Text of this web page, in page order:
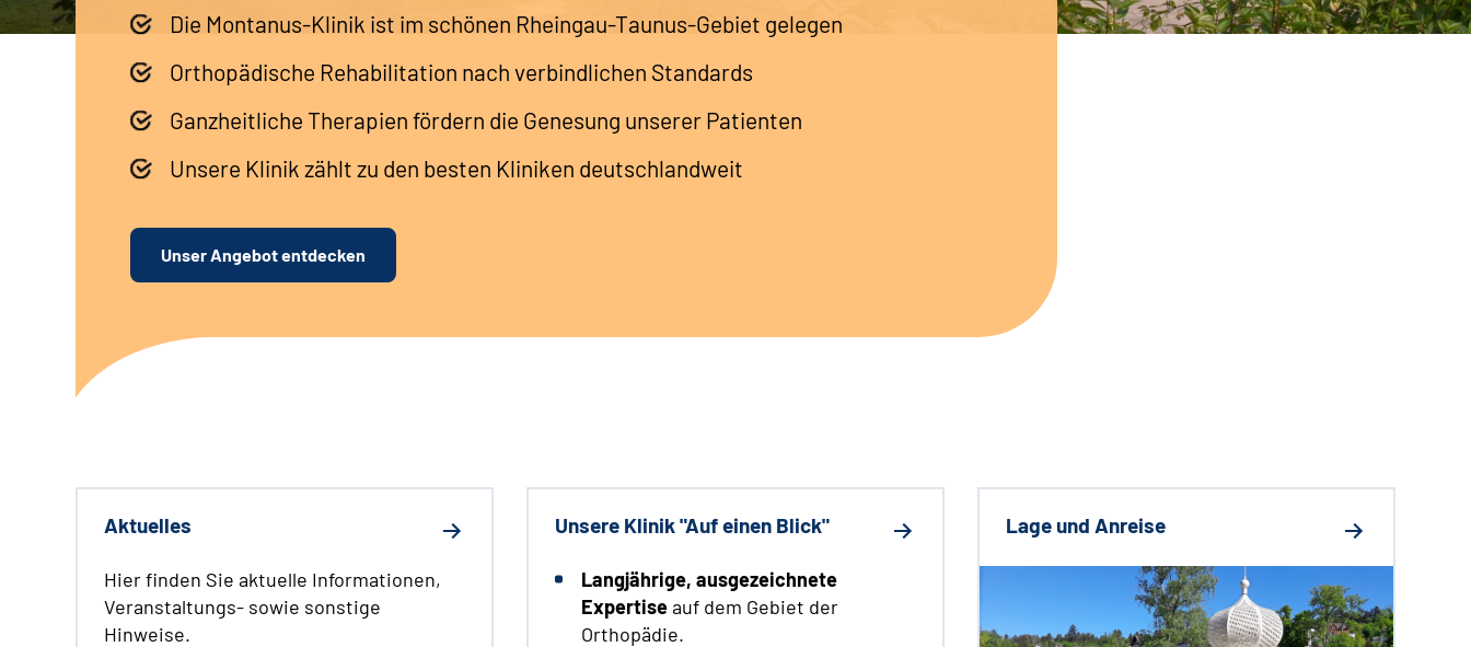
Die Montanus-Klinik ist im schönen Rheingau-Taunus-Gebiet gelegen
Orthopädische Rehabilitation nach verbindlichen Standards
Ganzheitliche Therapien fördern die Genesung unserer Patienten
Unsere Klinik zählt zu den besten Kliniken deutschlandweit
Unser Angebot entdecken
Aktuelles
Hier finden Sie aktuelle Informationen,
Veranstaltungs- sowie sonstige
Hinweise.
Unsere Klinik "Auf einen Blick"
Langjährige, ausgezeichnete
Expertiseauf dem Gebiet der
Orthopädie.
Lage und Anreise